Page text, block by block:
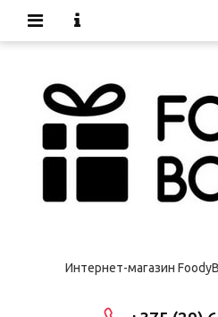
Интернет-магазин